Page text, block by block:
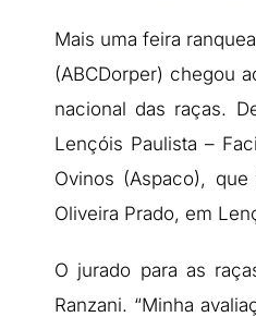
Mais uma feira
(ABCDorper) chegou
nacional das raças.
Lençóis Paulista –
Ovinos (Aspaco),
Oliveira Prado, em
O jurado para as
Ranzani. “Minha